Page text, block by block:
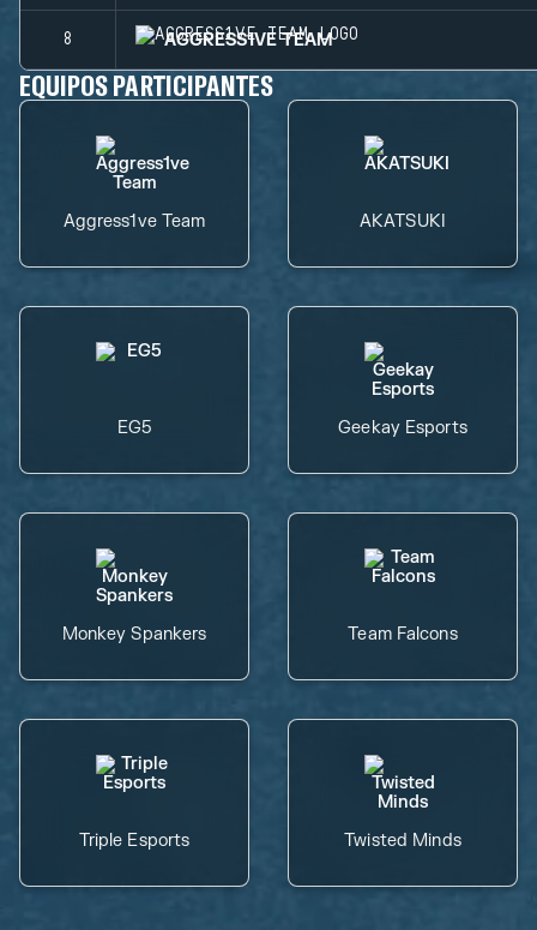
8 AGGRESS1VE TEAM
EQUIPOS PARTICIPANTES
Aggress1ve Team AKATSUKI
EG5 Geekay Esports
Monkey Spankers Team Falcons
Triple Esports Twisted Minds